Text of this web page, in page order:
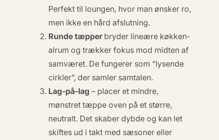
Perfekt til loungen, hvor man ønsker ro,
men ikke en hård afslutning.
Runde tæpperbryder lineære køkken-
alrum og trækker fokus mod midten af
samværet. De fungerer som “lysende
cirkler”, der samler samtalen.
Lag-på-lag – placer et mindre,
mønstret tæppe oven på et større,
neutralt. Det skaber dybde og kan let
skiftes ud i takt med sæsoner eller